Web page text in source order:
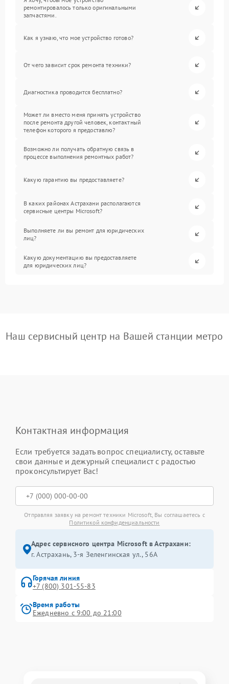
ремонтировалось только оригинальными
запчастями.
Как я узнаю, что мое устройство готово?
От чего зависит срок ремонта техники?
Диагностика проводится бесплатно?
Может ли вместо меня принять устройство
после ремонта другой человек, контактный
телефон которого я предоставлю?
Возможно ли получать обратную связь в
процессе выполнения ремонтных работ?
Какую гарантию вы предоставляете?
В каких районах Астрахани располагаются
сервисные центры Microsoft?
Выполняете ли вы ремонт для юридических
лиц?
Какую документацию вы предоставляете
для юридических лиц?
Наш сервисный центр на Вашей станции метро
Контактная информация
Если требуется задать вопрос специалисту, оставьте
свои данные и дежурный специалист с радостью
проконсультирует Вас!
Отправляя заявку на ремонт техники Microsoft, Вы соглашаетесь с
Политикой конфиденциальности
Адрес сервисного центра Microsoft в Астрахани:
г. Астрахань, 3-я Зеленгинская ул., 56А
Горячая линия
+7 (800) 301-55-83
Время работы
Ежедневно с 9:00 до 21:00